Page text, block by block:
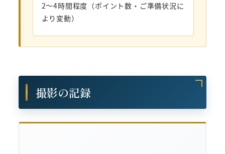
2〜4時間程度（ポイント数・ご準備状況に
より変動）
撮影の記録